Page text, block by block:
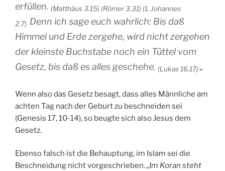
erfüllen. (Matthäus 3.15) (Römer 3.31) (1. Johannes
2.7) Denn ich sage euch wahrlich: Bis daß
Himmel und Erde zergehe, wird nicht zergehen
der kleinste Buchstabe noch ein Tüttel vom
Gesetz, bis daß es alles geschehe. (Lukas 16.17) „
Wenn also das Gesetz besagt, dass alles Männliche am
achten Tag nach der Geburt zu beschneiden sei
(Genesis 17, 10-14), so beugte sich also Jesus dem
Gesetz.
Ebenso falsch ist die Behauptung, im Islam sei die
Beschneidung nicht vorgeschrieben.„Im Koran steht